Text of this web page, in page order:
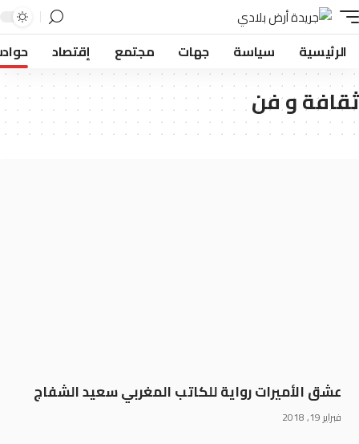
سياسة جهات مجتمع إقتصاد حوادث
و فن
عشق الأميرات رواية للكاتب المغربي سعيد الشفاج
فبراير 19, 2018